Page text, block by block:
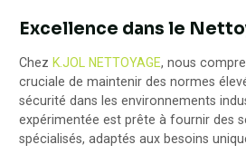
Excellence dans le
Chez K.JOL NETTOYAGE, nous
cruciale de maintenir des normes
sécurité dans les environnements
expérimentée est prête à fournir des
spécialisés, adaptés aux besoins